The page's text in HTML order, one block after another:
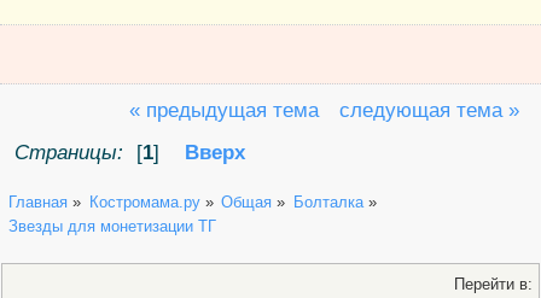
« предыдущая тема
следующая тема »
Страницы:
[1] Вверх
Главная » Костромама.ру» Общая » Болталка»
Звезды для монетизации ТГ
Перейти в: